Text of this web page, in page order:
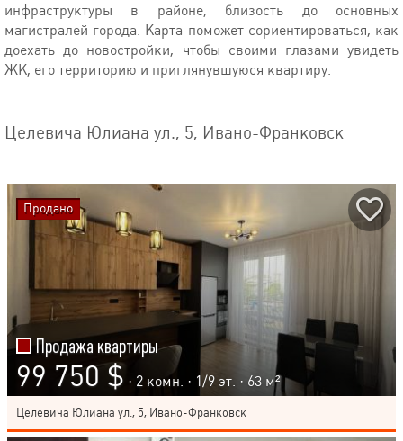
инфраструктуры в районе, близость до основных
магистралей города. Карта поможет сориентироваться, как
доехать до новостройки, чтобы своими глазами увидеть
ЖК, его территорию и приглянувшуюся квартиру.
Целевича Юлиана ул., 5, Ивано-Франковск
Продажа квартиры
99 750 $ · 2 комн. · 1/9 эт. · 63 м²
Целевича Юлиана ул., 5, Ивано-Франковск
Продано